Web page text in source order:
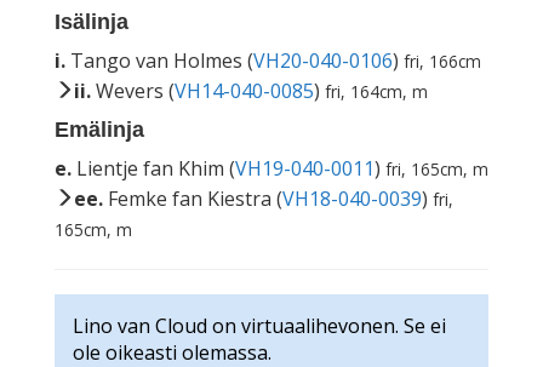
Isälinja
i. Tango van Holmes (VH20-040-0106) fri, 166cm
ii.Wevers (VH14-040-0085) fri, 164cm, m
Emälinja
e. Lientje fan Khim (VH19-040-0011) fri, 165cm, m
ee. Femke fan Kiestra (VH18-040-0039) fri,
165cm, m
Lino van Cloud on virtuaalihevonen. Se ei
ole oikeasti olemassa.